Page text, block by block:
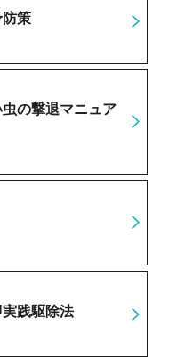
策
の撃退マニュア
践駆除法